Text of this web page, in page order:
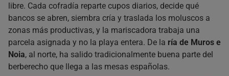
libre. Cada cofradía reparte cupos diarios, decide qué
bancos se abren, siembra cría y traslada los moluscos a
zonas más productivas, y la mariscadora trabaja una
parcela asignada y no la playa entera. De la ría de Muros e
Noia, al norte, ha salido tradicionalmente buena parte del
berberecho que llega a las mesas españolas.